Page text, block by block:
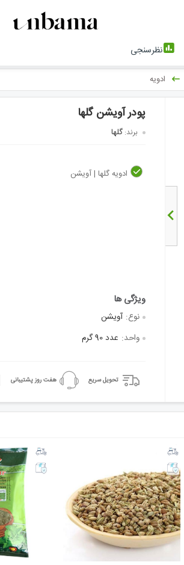
نظرسنجی
ادویه
پودر آویشن گلها
برند:گلها
ادویه گلها | آویشن
نوع: آویشن
واحد: عدد 90 گرم
تحویل سریع هفت روز پشتیبانی